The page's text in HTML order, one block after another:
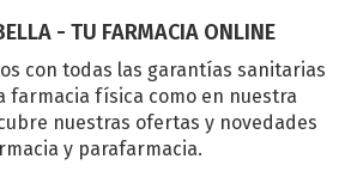
- TU FARMACIA ONLINE
con todas las garantías sanitarias
farmacia física como en nuestra
nuestras ofertas y novedades
y parafarmacia.